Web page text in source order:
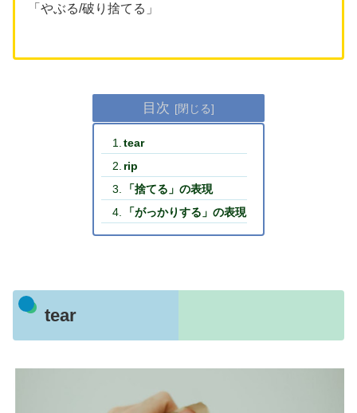
「やぶる/破り捨てる」
目次
tear
rip
「捨てる」の表現
「がっかりする」の表現
tear